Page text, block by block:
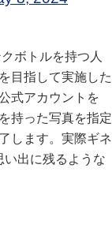
ボトルを持つ人
目指して実施した
式アカウントを
持った写真を指定
します。実際ギネ
出に残るような